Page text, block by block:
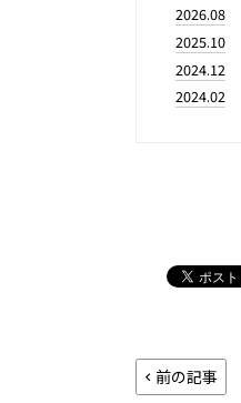
2026.08
2025.10
2024.12
2024.02
前の記事